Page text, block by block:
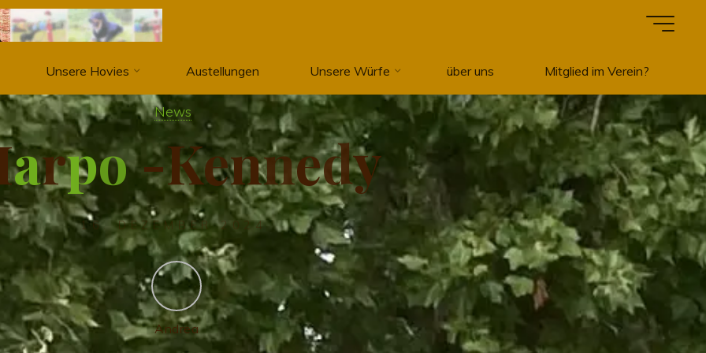
Unsere Hovies Austellungen Unsere Würfe über uns Mitglied im Verein?
News
arpo-Kennedy
16. DEZEMBER 2024
Andrea